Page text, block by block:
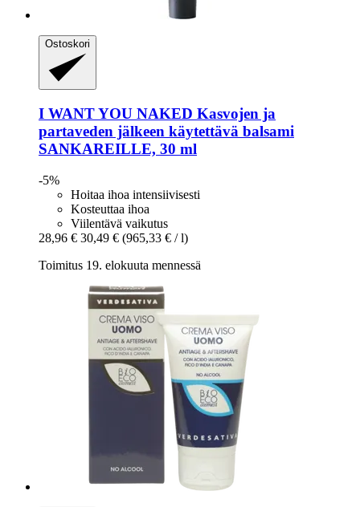
Ostoskori
I WANT YOU NAKED Kasvojen ja
partaveden jälkeen käytettävä balsami
SANKAREILLE, 30 ml
-5%
Hoitaa ihoa intensiivisesti
Kosteuttaa ihoa
Viilentävä vaikutus
28,96 € 30,49 € (965,33 € / l)
Toimitus 19. elokuuta mennessä